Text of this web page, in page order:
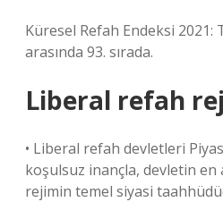
Küresel Refah Endeksi 2021:
arasında 93. sırada.
Liberal refah
• Liberal refah devletleri
koşulsuz inançla, devletin en
rejimin temel siyasi